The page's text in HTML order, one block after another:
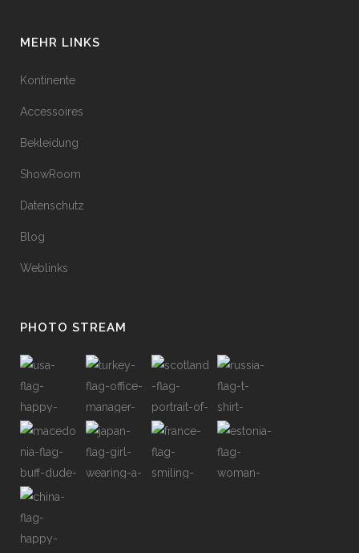
MEHR LINKS
Kontinente
Accessoires
Bekleidung
ShowRoom
Datenschutz
Blog
Weblinks
PHOTO STREAM